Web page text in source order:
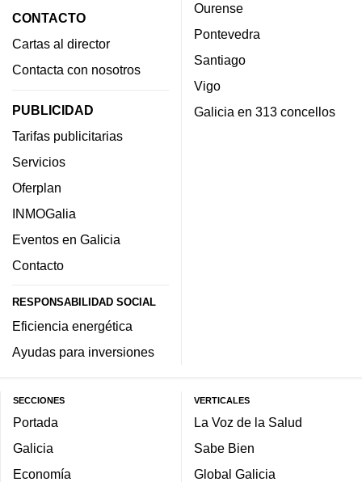
CONTACTO
Cartas al director
Contacta con nosotros
PUBLICIDAD
Tarifas publicitarias
Servicios
Oferplan
INMOGalia
Eventos en Galicia
Contacto
RESPONSABILIDAD SOCIAL
Eficiencia energética
Ayudas para inversiones
Ourense
Pontevedra
Santiago
Vigo
Galicia en 313 concellos
SECCIONES
Portada
Galicia
Economía
VERTICALES
La Voz de la Salud
Sabe Bien
Global Galicia